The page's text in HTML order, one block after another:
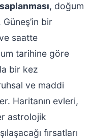
, doğum
bir
saatte
tarihine göre
bir kez
ve maddi
Haritanın evleri,
astrolojik
fırsatları